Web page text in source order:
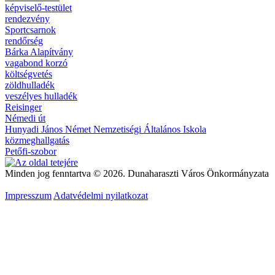
képviselő-testület
rendezvény
Sportcsarnok
rendőrség
Bárka Alapítvány
vagabond korzó
költségvetés
zöldhulladék
veszélyes hulladék
Reisinger
Némedi út
Hunyadi János Német Nemzetiségi Általános Iskola
közmeghallgatás
Petőfi-szobor
Minden jog fenntartva © 2026. Dunaharaszti Város Önkormányzata
Impresszum Adatvédelmi nyilatkozat